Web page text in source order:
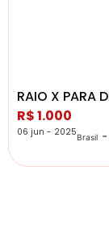
RAIO X PARA
R$ 1.000
06 jun - 2025Brasil -